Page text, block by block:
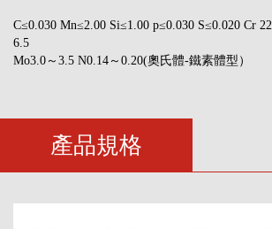
C≤0.030 Mn≤2.00 Si≤1.00 p≤0.030 S≤0.020 Cr
6.5
Mo3.0～3.5 N0.14～0.20(奧氏體-鐵素體型）
產品規格